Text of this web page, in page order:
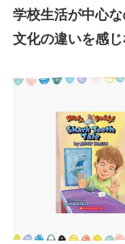
学校生活が中心
文化の違いを感じ